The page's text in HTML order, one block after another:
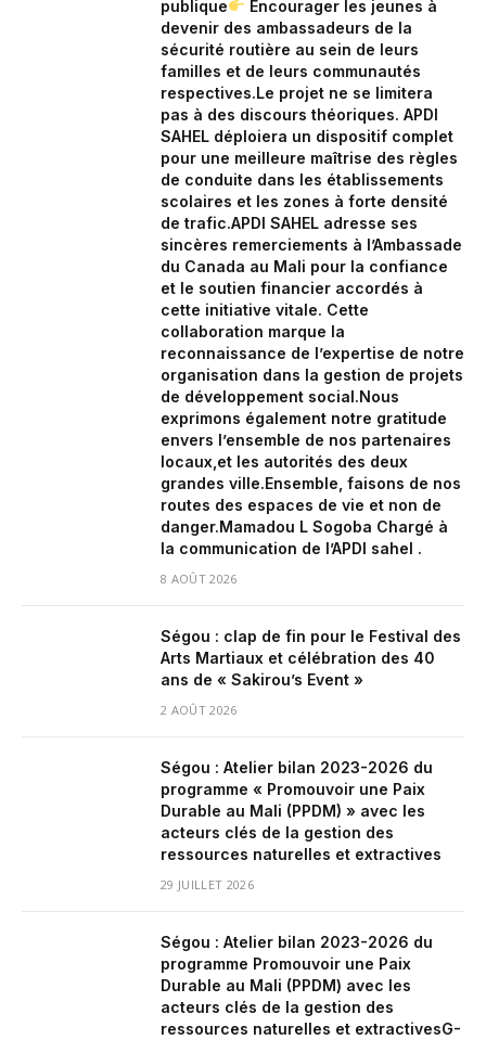
publique‎
Encourager les jeunes à
devenir des ambassadeurs de la
sécurité routière au sein de leurs
familles et de leurs communautés
respectives.‎‎‎Le projet ne se limitera
pas à des discours théoriques. APDI
SAHEL déploiera un dispositif complet
pour une meilleure maîtrise des règles
de conduite dans les établissements
scolaires et les zones à forte densité
de trafic.‎APDI SAHEL adresse ses
sincères remerciements à l’Ambassade
du Canada au Mali pour la confiance
et le soutien financier accordés à
cette initiative vitale. Cette
collaboration marque la
reconnaissance de l’expertise de notre
organisation dans la gestion de projets
de développement social.‎‎Nous
exprimons également notre gratitude
envers l’ensemble de nos partenaires
locaux,et les autorités des deux
grandes ville.‎Ensemble, faisons de nos
routes des espaces de vie et non de
danger.‎‎Mamadou L Sogoba Chargé à
la communication de l’APDI sahel .
8 AOÛT 2026
Ségou : clap de fin pour le Festival des
Arts Martiaux et célébration des 40
ans de « Sakirou’s Event »
2 AOÛT 2026
Ségou : Atelier bilan 2023-2026 du
programme « Promouvoir une Paix
Durable au Mali (PPDM) » avec les
acteurs clés de la gestion des
ressources naturelles et extractives
29 JUILLET 2026
Ségou : Atelier bilan 2023-2026 du
programme Promouvoir une Paix
Durable au Mali (PPDM) avec les
acteurs clés de la gestion des
ressources naturelles et extractivesG-